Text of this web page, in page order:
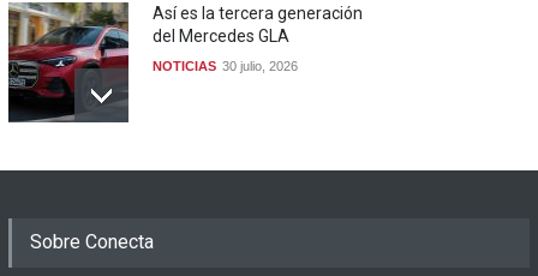
Así es la tercera generación
del Mercedes GLA
NOTICIAS 30 julio, 2026
Sobre Conecta